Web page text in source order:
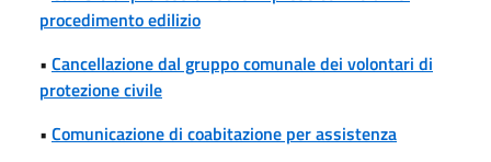
procedimento edilizio
• Cancellazione dal gruppo comunale dei volontari di
protezione civile
• Comunicazione di coabitazione per assistenza